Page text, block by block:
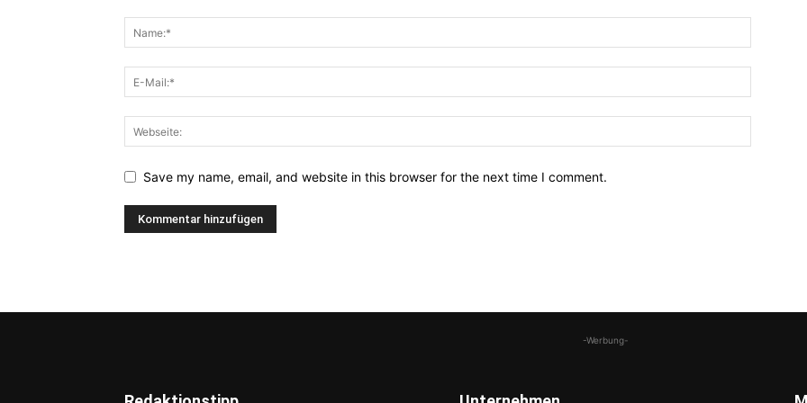
Save my name, email, and website in this browser for the next time I comment.
-Werbung-